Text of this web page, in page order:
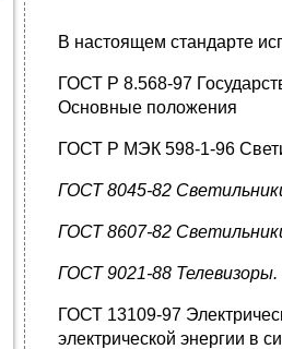
В настоящем стандарте
ГОСТ Р 8.568-97
Основные положения
ГОСТ Р МЭК 598-1-96
ГОСТ 8045-82
ГОСТ 8607-82
ГОСТ 9021-88
ГОСТ 13109-97
электрической энергии в